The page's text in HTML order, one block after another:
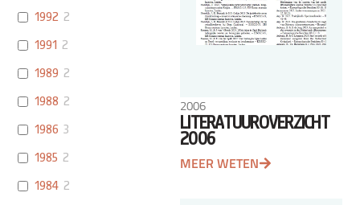
1992 2
1991 2
1989 2
1988 2
1986 3
1985 2
1984 2
2006
LITERATUUROVERZICHT
2006
MEER WETEN